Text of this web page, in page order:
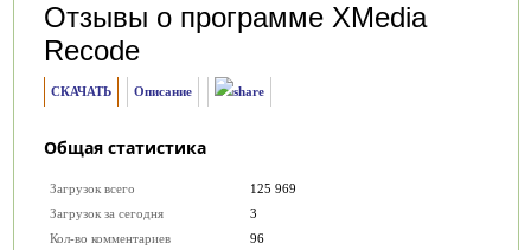
Отзывы о программе XMedia
Recode
СКАЧАТЬ Описание
Общая статистика
Загрузок всего
125 969
Загрузок за сегодня
3
Кол-во комментариев
96